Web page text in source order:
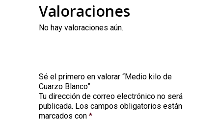
Valoraciones
No hay valoraciones aún.
Sé el primero en valorar “Medio kilo de
Cuarzo Blanco”
Tu dirección de correo electrónico no será
publicada. Los campos obligatorios están
marcados con *